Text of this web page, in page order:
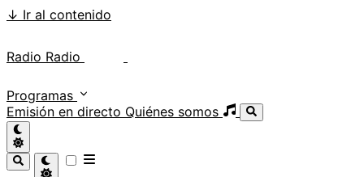
↓ Ir al contenido
Radio Radio
Programas
Emisión en directo Quiénes somos